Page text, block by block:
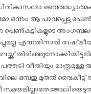
ഒന്നും ആ പാവപ്പെട്ട
പെൺകുട്ടികളുടെ
എന്നതിനാൽ
വീതിയും മാത്രമുള്ള
ഒമ്പതു മുതൽ
സമയമില്ലാതെ